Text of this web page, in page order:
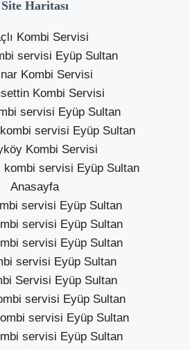
Site Haritası
Kombi Servisi
servisi Eyüp Sultan
Kombi Servisi
Kombi Servisi
servisi Eyüp Sultan
servisi Eyüp Sultan
Kombi Servisi
kombi servisi Eyüp Sultan
Anasayfa
servisi Eyüp Sultan
servisi Eyüp Sultan
servisi Eyüp Sultan
servisi Eyüp Sultan
Servisi Eyüp Sultan
servisi Eyüp Sultan
servisi Eyüp Sultan
servisi Eyüp Sultan